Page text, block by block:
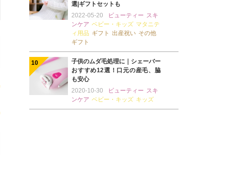
選|ギフトセットも
2022-05-20
ビューティー スキ
ンケア ベビー・キッズ マタニテ
ィ用品 ギフト 出産祝い その他
ギフト
子供のムダ毛処理に｜シェーバー
おすすめ12選！口元の産毛、脇
も安心
2020-10-30
ビューティー スキ
ンケア ベビー・キッズ キッズ